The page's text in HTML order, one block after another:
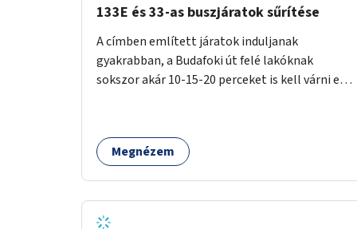
133E és 33-as buszjáratok sűrítése
A címben említett járatok induljanak
gyakrabban, a Budafoki út felé lakóknak
sokszor akár 10-15-20 perceket is kell várni egy
Megnézem